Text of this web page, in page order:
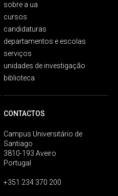
sobre a ua
cursos
candidaturas
departamentos e escolas
serviços
unidades de investigação
biblioteca
CONTACTOS
Campus Universitário de
Santiago
3810-193 Aveiro
Portugal
+351 234 370 200